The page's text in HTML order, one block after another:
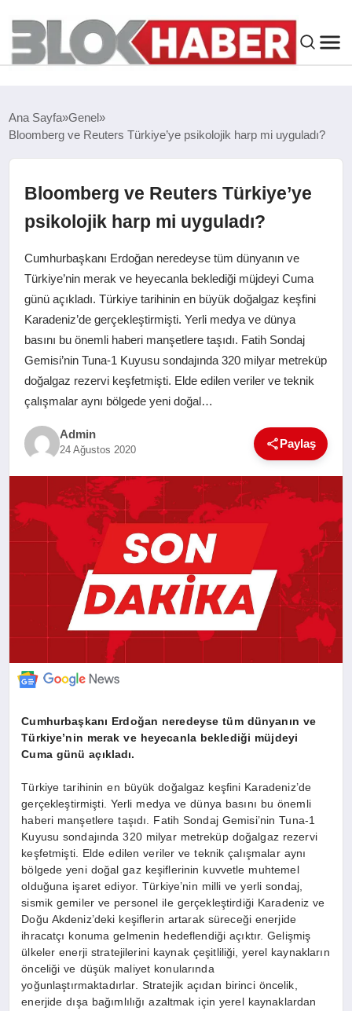
SIYASET
ÇEVRE
SPOR
EKONOMI
SAĞLIK
SANAT
Ana Sayfa Genel
Bloomberg ve Reuters Türkiye’ye psikolojik harp mi uyguladı?
Bloomberg ve Reuters Türkiye’ye
psikolojik harp mi uyguladı?
Cumhurbaşkanı Erdoğan neredeyse tüm dünyanın ve
Türkiye’nin merak ve heyecanla beklediği müjdeyi Cuma
günü açıkladı. Türkiye tarihinin en büyük doğalgaz keşfini
Karadeniz’de gerçekleştirmişti. Yerli medya ve dünya
basını bu önemli haberi manşetlere taşıdı. Fatih Sondaj
Gemisi’nin Tuna-1 Kuyusu sondajında 320 milyar metreküp
doğalgaz rezervi keşfetmişti. Elde edilen veriler ve teknik
çalışmalar aynı bölgede yeni doğal…
Admin
24 Ağustos 2020 Paylaş
Cumhurbaşkanı Erdoğan neredeyse tüm dünyanın ve
Türkiye’nin merak ve heyecanla beklediği müjdeyi
Cuma günü açıkladı.
Türkiye tarihinin en büyük doğalgaz keşfini Karadeniz’de
gerçekleştirmişti. Yerli medya ve dünya basını bu önemli
haberi manşetlere taşıdı. Fatih Sondaj Gemisi’nin Tuna-1
Kuyusu sondajında 320 milyar metreküp doğalgaz rezervi
keşfetmişti. Elde edilen veriler ve teknik çalışmalar aynı
bölgede yeni doğal gaz keşiflerinin kuvvetle muhtemel
olduğuna işaret ediyor. Türkiye’nin milli ve yerli sondaj,
sismik gemiler ve personel ile gerçekleştirdiği Karadeniz ve
Doğu Akdeniz’deki keşiflerin artarak süreceği enerjide
ihracatçı konuma gelmenin hedeflendiği açıktır. Gelişmiş
ülkeler enerji stratejilerini kaynak çeşitliliği, yerel kaynakların
önceliği ve düşük maliyet konularında
yoğunlaştırmaktadırlar. Stratejik açıdan birinci öncelik,
enerjide dışa bağımlılığı azaltmak için yerel kaynaklardan